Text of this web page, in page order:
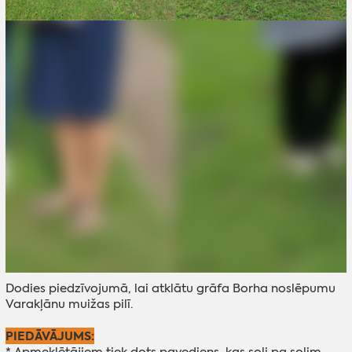
Dodies piedzīvojumā, lai atklātu grāfa Borha noslēpumu
Varakļānu muižas pilī.
PIEDĀVĀJUMS: